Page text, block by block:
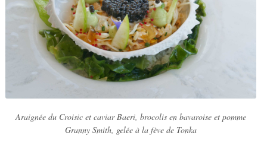
Araignée du Croisic et caviar Baeri, brocolis en bavaroise et pomme
Granny Smith, gelée à la fève de Tonka